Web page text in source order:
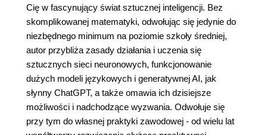
Cię w fascynujący świat sztucznej inteligencji. Bez
skomplikowanej matematyki, odwołując się jedynie do
niezbędnego minimum na poziomie szkoły średniej,
autor przybliża zasady działania i uczenia się
sztucznych sieci neuronowych, funkcjonowanie
dużych modeli językowych i generatywnej AI, jak
słynny ChatGPT, a także omawia ich dzisiejsze
możliwości i nadchodzące wyzwania. Odwołuje się
przy tym do własnej praktyki zawodowej - od wielu lat